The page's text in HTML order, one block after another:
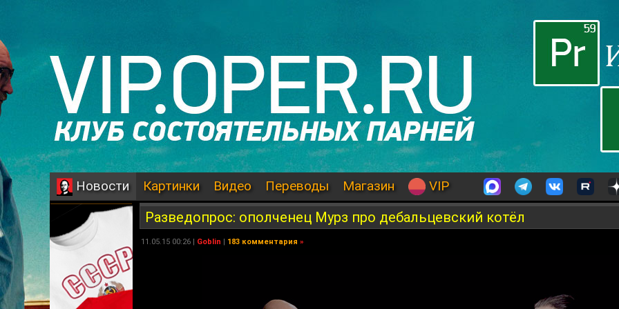
Новости Картинки Видео Переводы Магазин VIP
Разведопрос: ополченец Мурз про дебальцевский котёл
11.05.15 00:26 | Goblin | 183 комментария »